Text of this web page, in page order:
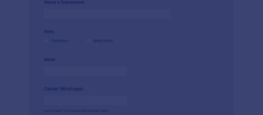
colete esses dados da maneira mais eficiente
Paciente que pode ser preenchida em qualquer